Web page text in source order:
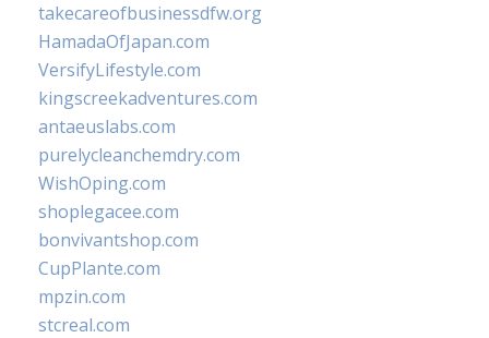
takecareofbusinessdfw.org
HamadaOfJapan.com
VersifyLifestyle.com
kingscreekadventures.com
antaeuslabs.com
purelycleanchemdry.com
WishOping.com
shoplegacee.com
bonvivantshop.com
CupPlante.com
mpzin.com
stcreal.com